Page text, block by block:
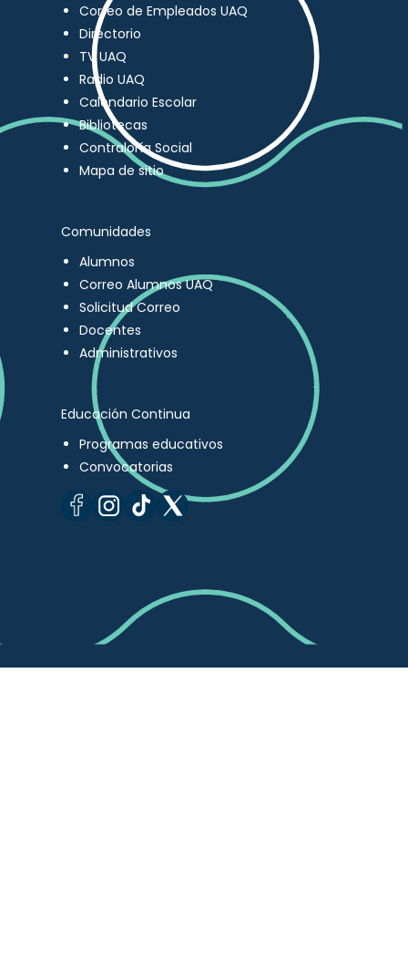
Correo de Empleados UAQ
Directorio
TV UAQ
Radio UAQ
Calendario Escolar
Bibliotecas
Contraloría Social
Mapa de sitio
Comunidades
Alumnos
Correo Alumnos UAQ
Solicitud Correo
Docentes
Administrativos
Educación Continua
Programas educativos
Convocatorias